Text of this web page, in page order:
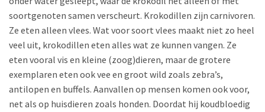
soortgenoten samen verscheurt. Krokodillen zijn carnivoren.
Ze eten alleen vlees. Wat voor soort vlees maakt niet zo heel
veel uit, krokodillen eten alles wat ze kunnen vangen. Ze
eten vooral vis en kleine (zoog)dieren, maar de grotere
exemplaren eten ook vee en groot wild zoals zebra’s,
antilopen en buffels. Aanvallen op mensen komen ook voor,
net als op huisdieren zoals honden. Doordat hij koudbloedig